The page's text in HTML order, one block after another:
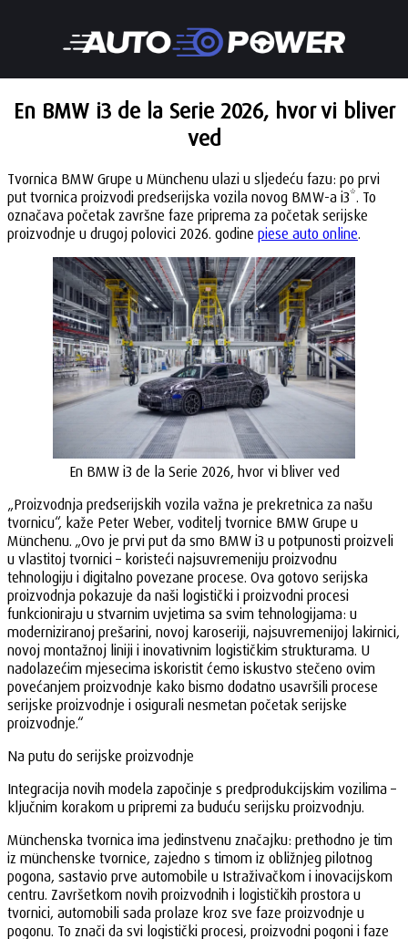
En BMW i3 de la Serie 2026, hvor vi bliver
ved
Tvornica BMW Grupe u Münchenu ulazi u sljedeću fazu: po prvi
put tvornica proizvodi predserijska vozila novog BMW-a i3*. To
označava početak završne faze priprema za početak serijske
proizvodnje u drugoj polovici 2026. godine piese auto online.
En BMW i3 de la Serie 2026, hvor vi bliver ved
„Proizvodnja predserijskih vozila važna je prekretnica za našu
tvornicu“, kaže Peter Weber, voditelj tvornice BMW Grupe u
Münchenu. „Ovo je prvi put da smo BMW i3 u potpunosti proizveli
u vlastitoj tvornici – koristeći najsuvremeniju proizvodnu
tehnologiju i digitalno povezane procese. Ova gotovo serijska
proizvodnja pokazuje da naši logistički i proizvodni procesi
funkcioniraju u stvarnim uvjetima sa svim tehnologijama: u
moderniziranoj prešarini, novoj karoseriji, najsuvremenijoj lakirnici,
novoj montažnoj liniji i inovativnim logističkim strukturama. U
nadolazećim mjesecima iskoristit ćemo iskustvo stečeno ovim
povećanjem proizvodnje kako bismo dodatno usavršili procese
serijske proizvodnje i osigurali nesmetan početak serijske
proizvodnje.“
Na putu do serijske proizvodnje
Integracija novih modela započinje s predprodukcijskim vozilima –
ključnim korakom u pripremi za buduću serijsku proizvodnju.
Münchenska tvornica ima jedinstvenu značajku: prethodno je tim
iz münchenske tvornice, zajedno s timom iz obližnjeg pilotnog
pogona, sastavio prve automobile u Istraživačkom i inovacijskom
centru. Završetkom novih proizvodnih i logističkih prostora u
tvornici, automobili sada prolaze kroz sve faze proizvodnje u
pogonu. To znači da svi logistički procesi, proizvodni pogoni i faze